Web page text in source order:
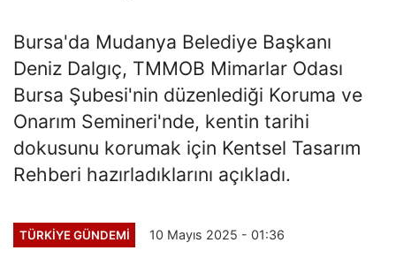
Bursa'da Mudanya Belediye Başkanı
Deniz Dalgıç, TMMOB Mimarlar Odası
Bursa Şubesi'nin düzenlediği Koruma ve
Onarım Semineri'nde, kentin tarihi
dokusunu korumak için Kentsel Tasarım
Rehberi hazırladıklarını açıkladı.
TÜRKİYE GÜNDEMİ 10 Mayıs 2025 - 01:36